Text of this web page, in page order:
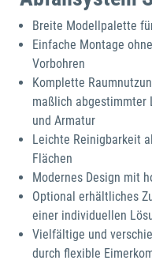
Breite Modellpalette
Einfache Montage
Vorbohren​
Komplette
maßlich abgestimmter
und Armatur
Leichte Reinigbarkeit
Flächen
Modernes Design mit
Optional erhältliches
einer individuellen
Vielfältige und
durch flexible